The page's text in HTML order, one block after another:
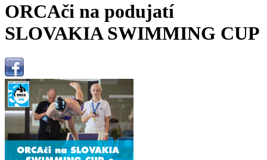
ORCAči na podujatí
SLOVAKIA SWIMMING CUP